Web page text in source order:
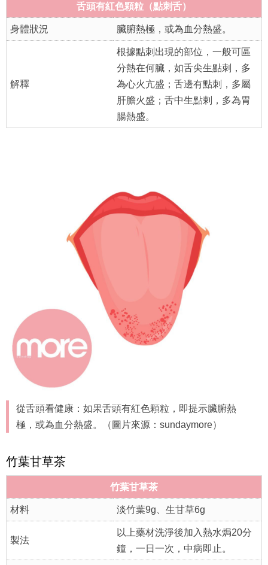
舌頭有紅色顆粒（點刺舌）
身體狀況 臟腑熱極，或為血分熱盛。
解釋
根據點刺出現的部位，一般可區
分熱在何臟，如舌尖生點刺，多
為心火亢盛；舌邊有點刺，多屬
肝膽火盛；舌中生點剌，多為胃
腸熱盛。
從舌頭看健康：如果舌頭有紅色顆粒，即提示臟腑熱
極，或為血分熱盛。（圖片來源：sundaymore）
竹葉甘草茶
竹葉甘草茶
材料 淡竹葉9g、生甘草6g
製法
以上藥材洗淨後加入熱水焗20分
鐘，一日一次，中病即止。